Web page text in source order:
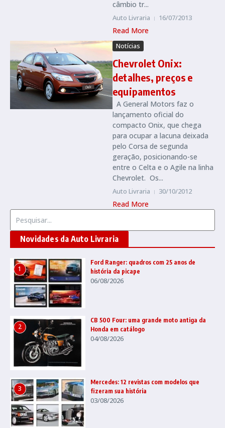
câmbio tr...
Auto Livraria 16/07/2013
Read More
Notícias
Chevrolet Onix:
detalhes, preços e
equipamentos
A General Motors faz o
lançamento oficial do
compacto Onix, que chega
para ocupar a lacuna deixada
pelo Corsa de segunda
geração, posicionando-se
entre o Celta e o Agile na linha
Chevrolet. Os...
Auto Livraria 30/10/2012
Read More
Novidades da Auto Livraria
1
Ford Ranger: quadros com 25 anos de
história da picape
06/08/2026
2
CB 500 Four: uma grande moto antiga da
Honda em catálogo
04/08/2026
3
Mercedes: 12 revistas com modelos que
fizeram sua história
03/08/2026